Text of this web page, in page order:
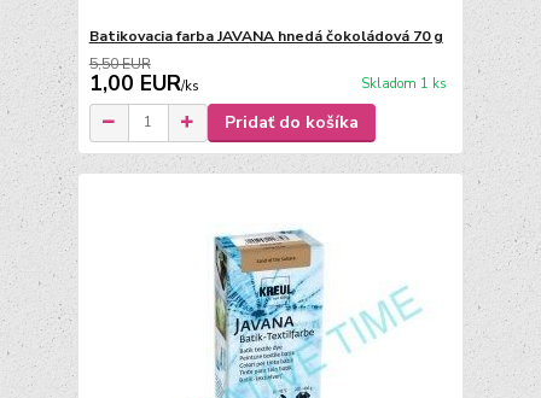
Batikovacia farba JAVANA hnedá čokoládová 70 g
5,50 EUR
1,00 EUR/ks Skladom 1 ks
Pridať do košíka